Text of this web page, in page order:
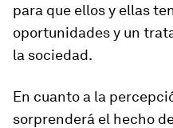
para que ellos y ellas
oportunidades y un
la sociedad.
En cuanto a la
sorprenderá el hecho